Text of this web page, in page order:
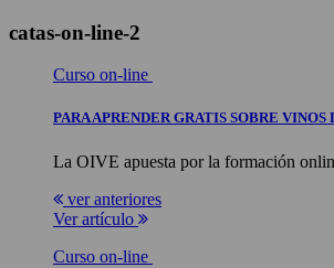
catas-on-line-2
Curso on-line
PARA APRENDER GRATIS SOBRE VINOS
La OIVE apuesta por la formación
ver anteriores
Ver artículo
Curso on-line